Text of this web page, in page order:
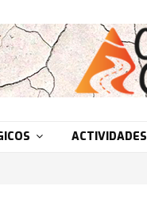
ACTIVIDADES